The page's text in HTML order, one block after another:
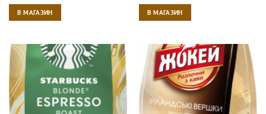
В МАГАЗИН В МАГАЗИН